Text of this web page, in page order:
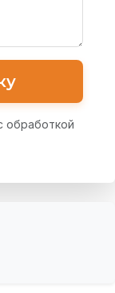
обработкой